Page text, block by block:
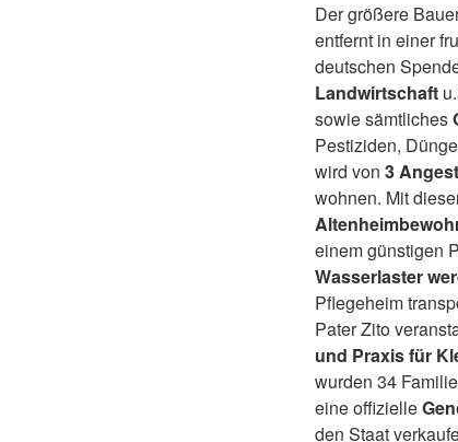
Der größere
entfernt in einer
deutschen
Landwirtschaft
sowie sämtliches
Pestiziden,
wird von 3
wohnen. Mit
einem günstigen
Wasserlaster
Pflegeheim
Pater Zito
und Praxis für
wurden 34
eine offizielle
den Staat